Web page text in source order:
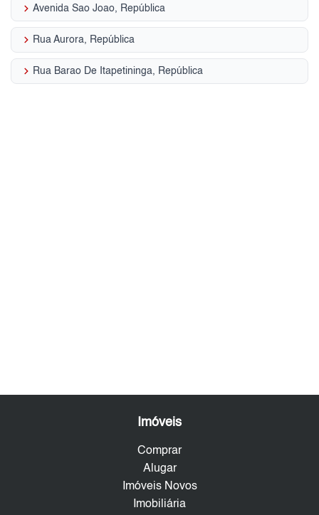
keyboard_arrow_right Avenida Sao Joao, República
keyboard_arrow_right Rua Aurora, República
keyboard_arrow_right Rua Barao De Itapetininga, República
Imóveis
Comprar
Alugar
Imóveis Novos
Imobiliária